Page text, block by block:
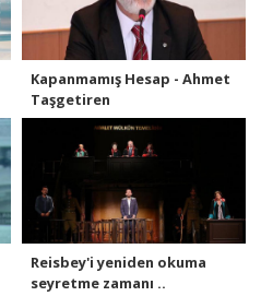
Kapanmamış Hesap - Ahmet
Taşgetiren
Reisbey'i yeniden okuma
seyretme zamanı ..